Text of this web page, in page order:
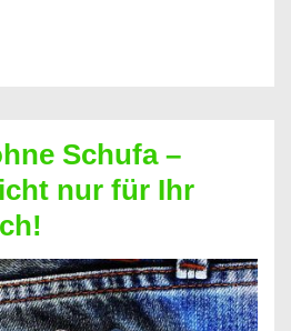
Schufa –
nur für Ihr